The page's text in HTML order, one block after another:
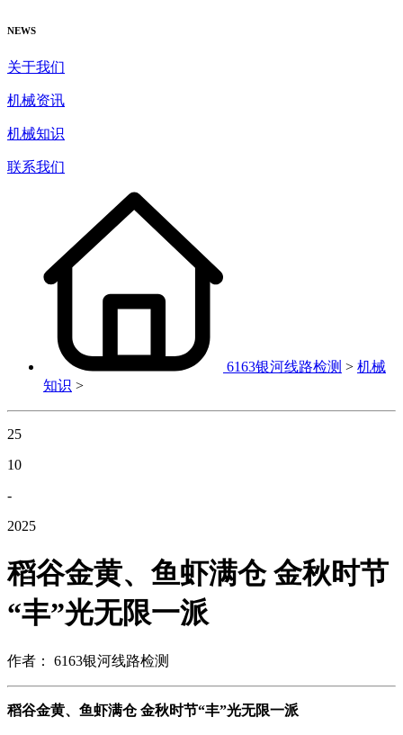
NEWS
关于我们
机械资讯
机械知识
联系我们
6163银河线路检测 > 机械
知识 >
25
10
-
2025
稻谷金黄、鱼虾满仓 金秋时节
“丰”光无限一派
作者： 6163银河线路检测
稻谷金黄、鱼虾满仓 金秋时节“丰”光无限一派